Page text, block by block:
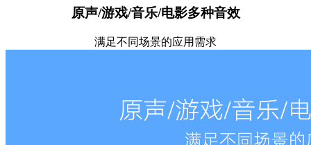
原声/游戏/音乐/电影多种音效
满足不同场景的应用需求